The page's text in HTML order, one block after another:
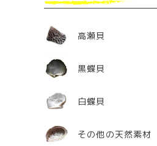
高瀬貝
黒蝶貝
白蝶貝
その他の天然素材